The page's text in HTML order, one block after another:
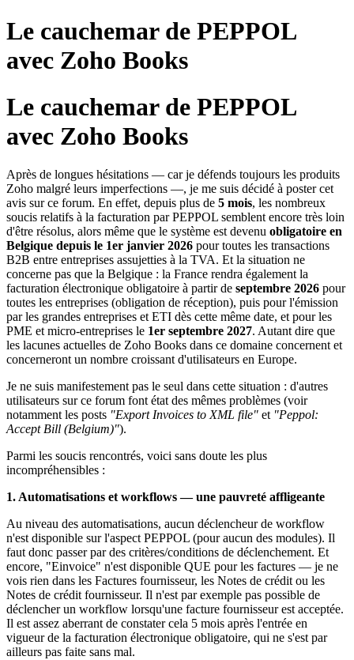
Le cauchemar de PEPPOL
avec Zoho Books
Le cauchemar de PEPPOL
avec Zoho Books
Après de longues hésitations — car je défends toujours les produits
Zoho malgré leurs imperfections —, je me suis décidé à poster cet
avis sur ce forum. En effet, depuis plus de 5 mois, les nombreux
soucis relatifs à la facturation par PEPPOL semblent encore très loin
d'être résolus, alors même que le système est devenu obligatoire en
Belgique depuis le 1er janvier 2026 pour toutes les transactions
B2B entre entreprises assujetties à la TVA. Et la situation ne
concerne pas que la Belgique : la France rendra également la
facturation électronique obligatoire à partir de septembre 2026 pour
toutes les entreprises (obligation de réception), puis pour l'émission
par les grandes entreprises et ETI dès cette même date, et pour les
PME et micro-entreprises le 1er septembre 2027. Autant dire que
les lacunes actuelles de Zoho Books dans ce domaine concernent et
concerneront un nombre croissant d'utilisateurs en Europe.
Je ne suis manifestement pas le seul dans cette situation : d'autres
utilisateurs sur ce forum font état des mêmes problèmes (voir
notamment les posts "Export Invoices to XML file" et "Peppol:
Accept Bill (Belgium)").
Parmi les soucis rencontrés, voici sans doute les plus
incompréhensibles :
1. Automatisations et workflows — une pauvreté affligeante
Au niveau des automatisations, aucun déclencheur de workflow
n'est disponible sur l'aspect PEPPOL (pour aucun des modules). Il
faut donc passer par des critères/conditions de déclenchement. Et
encore, "Einvoice" n'est disponible QUE pour les factures — je ne
vois rien dans les Factures fournisseur, les Notes de crédit ou les
Notes de crédit fournisseur. Il n'est par exemple pas possible de
déclencher un workflow lorsqu'une facture fournisseur est acceptée.
Il est assez aberrant de constater cela 5 mois après l'entrée en
vigueur de la facturation électronique obligatoire, qui ne s'est par
ailleurs pas faite sans mal.